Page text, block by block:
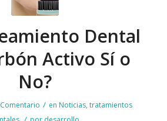
Dental
Activo Sí o
No?
/ en Noticias,tratamientos